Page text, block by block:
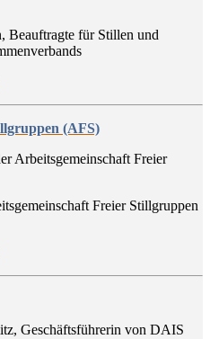
Beauftragte für Stillen und
(AFS)
Freier Stillgruppen